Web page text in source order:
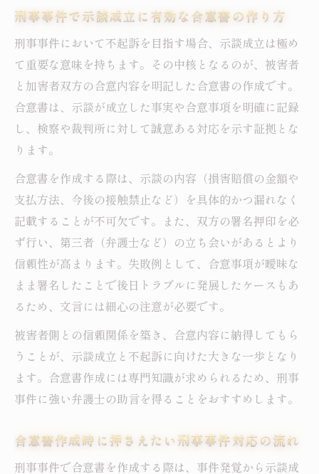
刑事事件で示談成立に有効な合意書の作り方
刑事事件において不起訴を目指す場合、示談成立は極め
て重要な意味を持ちます。その中核となるのが、被害者
と加害者双方の合意内容を明記した合意書の作成です。
合意書は、示談が成立した事実や合意事項を明確に記録
し、検察や裁判所に対して誠意ある対応を示す証拠とな
ります。
合意書を作成する際は、示談の内容（損害賠償の金額や
支払方法、今後の接触禁止など）を具体的かつ漏れなく
記載することが不可欠です。また、双方の署名押印を必
ず行い、第三者（弁護士など）の立ち会いがあるとより
信頼性が高まります。失敗例として、合意事項が曖昧な
まま署名したことで後日トラブルに発展したケースもあ
るため、文言には細心の注意が必要です。
被害者側との信頼関係を築き、合意内容に納得してもら
うことが、示談成立と不起訴に向けた大きな一歩となり
ます。合意書作成には専門知識が求められるため、刑事
事件に強い弁護士の助言を得ることをおすすめします。
合意書作成時に押さえたい刑事事件対応の流れ
刑事事件で合意書を作成する際は、事件発覚から示談成